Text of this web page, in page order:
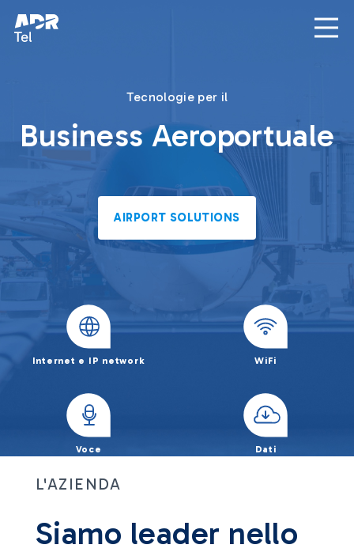
Skip to Main Content
Tecnologie per il
Business Aeroportuale
AIRPORT SOLUTIONS
Internet e IP network WiFi
Voce Dati
Home - AdrTel
L'AZIENDA
Siamo leader nello